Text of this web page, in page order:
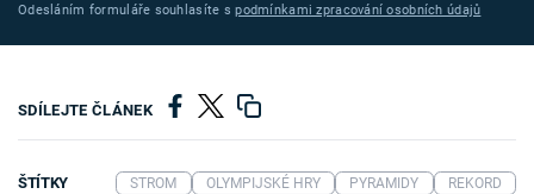
Odesláním formuláře souhlasíte spodmínkami zpracování osobních údajů
SDÍLEJTE ČLÁNEK
ŠTÍTKY STROM OLYMPIJSKÉ HRY PYRAMIDY
REKORD